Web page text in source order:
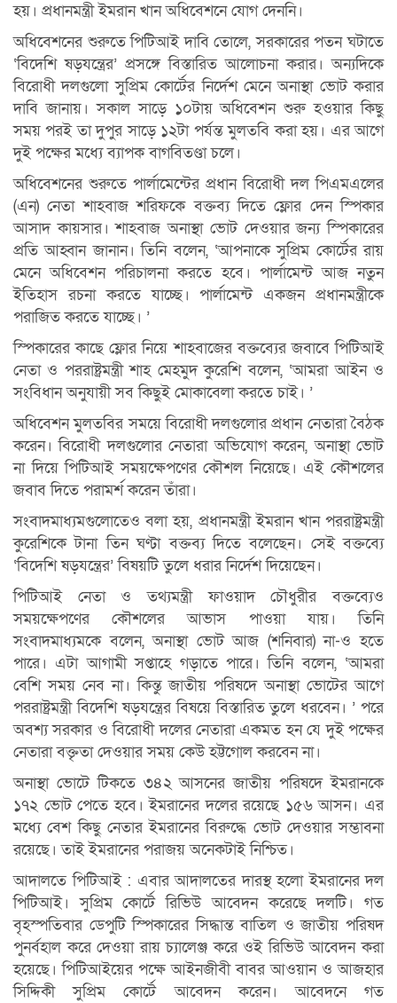
হয়। প্রধানমন্ত্রী ইমরান খান অধিবেশনে যোগ দেননি।
অধিবেশনের শুরুতে পিটিআই দাবি তোলে, সরকারের পতন ঘটাতে
‘বিদেশি ষড়যন্ত্রের’ প্রসঙ্গে বিস্তারিত আলোচনা করার। অন্যদিকে
বিরোধী দলগুলো সুপ্রিম কোর্টের নির্দেশ মেনে অনাস্থা ভোট করার
দাবি জানায়। সকাল সাড়ে ১০টায় অধিবেশন শুরু হওয়ার কিছু
সময় পরই তা দুপুর সাড়ে ১২টা পর্যন্ত মুলতবি করা হয়। এর আগে
দুই পক্ষের মধ্যে ব্যাপক বাগবিতণ্ডা চলে।
অধিবেশনের শুরুতে পার্লামেন্টের প্রধান বিরোধী দল পিএমএলের
(এন) নেতা শাহবাজ শরিফকে বক্তব্য দিতে ফ্লোর দেন স্পিকার
আসাদ কায়সার। শাহবাজ অনাস্থা ভোট দেওয়ার জন্য স্পিকারের
প্রতি আহ্বান জানান। তিনি বলেন, ‘আপনাকে সুপ্রিম কোর্টের রায়
মেনে অধিবেশন পরিচালনা করতে হবে। পার্লামেন্ট আজ নতুন
ইতিহাস রচনা করতে যাচ্ছে। পার্লামেন্ট একজন প্রধানমন্ত্রীকে
পরাজিত করতে যাচ্ছে। ’
স্পিকারের কাছে ফ্লোর নিয়ে শাহবাজের বক্তব্যের জবাবে পিটিআই
নেতা ও পররাষ্ট্রমন্ত্রী শাহ মেহমুদ কুরেশি বলেন, ‘আমরা আইন ও
সংবিধান অনুযায়ী সব কিছুই মোকাবেলা করতে চাই। ’
অধিবেশন মুলতবির সময়ে বিরোধী দলগুলোর প্রধান নেতারা বৈঠক
করেন। বিরোধী দলগুলোর নেতারা অভিযোগ করেন, অনাস্থা ভোট
না দিয়ে পিটিআই সময়ক্ষেপণের কৌশল নিয়েছে। এই কৌশলের
জবাব দিতে পরামর্শ করেন তাঁরা।
সংবাদমাধ্যমগুলোতেও বলা হয়, প্রধানমন্ত্রী ইমরান খান পররাষ্ট্রমন্ত্রী
কুরেশিকে টানা তিন ঘণ্টা বক্তব্য দিতে বলেছেন। সেই বক্তব্যে
‘বিদেশি ষড়যন্ত্রের’ বিষয়টি তুলে ধরার নির্দেশ দিয়েছেন।
পিটিআই নেতা ও তথ্যমন্ত্রী ফাওয়াদ চৌধুরীর বক্তব্যেও
সময়ক্ষেপণের কৌশলের আভাস পাওয়া যায়। তিনি
সংবাদমাধ্যমকে বলেন, অনাস্থা ভোট আজ (শনিবার) না-ও হতে
পারে। এটা আগামী সপ্তাহে গড়াতে পারে। তিনি বলেন, ‘আমরা
বেশি সময় নেব না। কিন্তু জাতীয় পরিষদে অনাস্থা ভোটের আগে
পররাষ্ট্রমন্ত্রী বিদেশি ষড়যন্ত্রের বিষয়ে বিস্তারিত তুলে ধরবেন। ’ পরে
অবশ্য সরকার ও বিরোধী দলের নেতারা একমত হন যে দুই পক্ষের
নেতারা বক্তৃতা দেওয়ার সময় কেউ হট্টগোল করবেন না।
অনাস্থা ভোটে টিকতে ৩৪২ আসনের জাতীয় পরিষদে ইমরানকে
১৭২ ভোট পেতে হবে। ইমরানের দলের রয়েছে ১৫৬ আসন। এর
মধ্যে বেশ কিছু নেতার ইমরানের বিরুদ্ধে ভোট দেওয়ার সম্ভাবনা
রয়েছে। তাই ইমরানের পরাজয় অনেকটাই নিশ্চিত।
আদালতে পিটিআই : এবার আদালতের দারস্থ হলো ইমরানের দল
পিটিআই। সুপ্রিম কোর্টে রিভিউ আবেদন করেছে দলটি। গত
বৃহস্পতিবার ডেপুটি স্পিকারের সিদ্ধান্ত বাতিল ও জাতীয় পরিষদ
পুনর্বহাল করে দেওয়া রায় চ্যালেঞ্জ করে ওই রিভিউ আবেদন করা
হয়েছে। পিটিআইয়ের পক্ষে আইনজীবী বাবর আওয়ান ও আজহার
সিদ্দিকী সুপ্রিম কোর্টে আবেদন করেন। আবেদনে গত